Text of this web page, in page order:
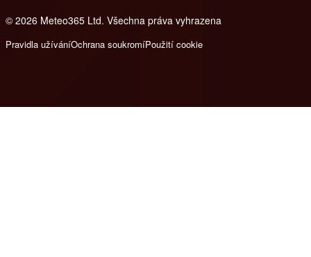
© 2026 Meteo365 Ltd. Všechna práva vyhrazena
Pravidla užíváníOchrana soukromíPoužití cookie